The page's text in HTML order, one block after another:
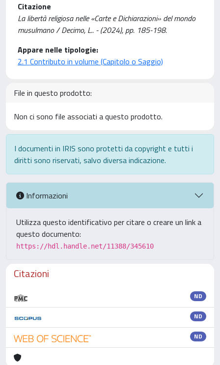
Citazione
La libertà religiosa nelle «Carte e Dichiarazioni» del mondo
musulmano / Decimo, L.. - (2024), pp. 185-198.
Appare nelle tipologie:
2.1 Contributo in volume (Capitolo o Saggio)
File in questo prodotto:
Non ci sono file associati a questo prodotto.
I documenti in IRIS sono protetti da copyright e tutti i
diritti sono riservati, salvo diversa indicazione.
Informazioni
Utilizza questo identificativo per citare o creare un link a
questo documento:
https://hdl.handle.net/11388/345610
Citazioni
ND
ND
ND